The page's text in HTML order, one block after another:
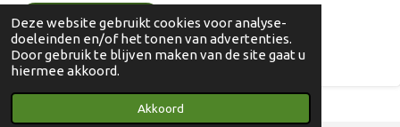
Deze website gebruikt cookies voor analyse-
doeleinden en/of het tonen van advertenties.
Door gebruik te blijven maken van de site gaat u
hiermee akkoord.
Akkoord
Pijnven - Hechtel-Eksel
Sahara - Lommel